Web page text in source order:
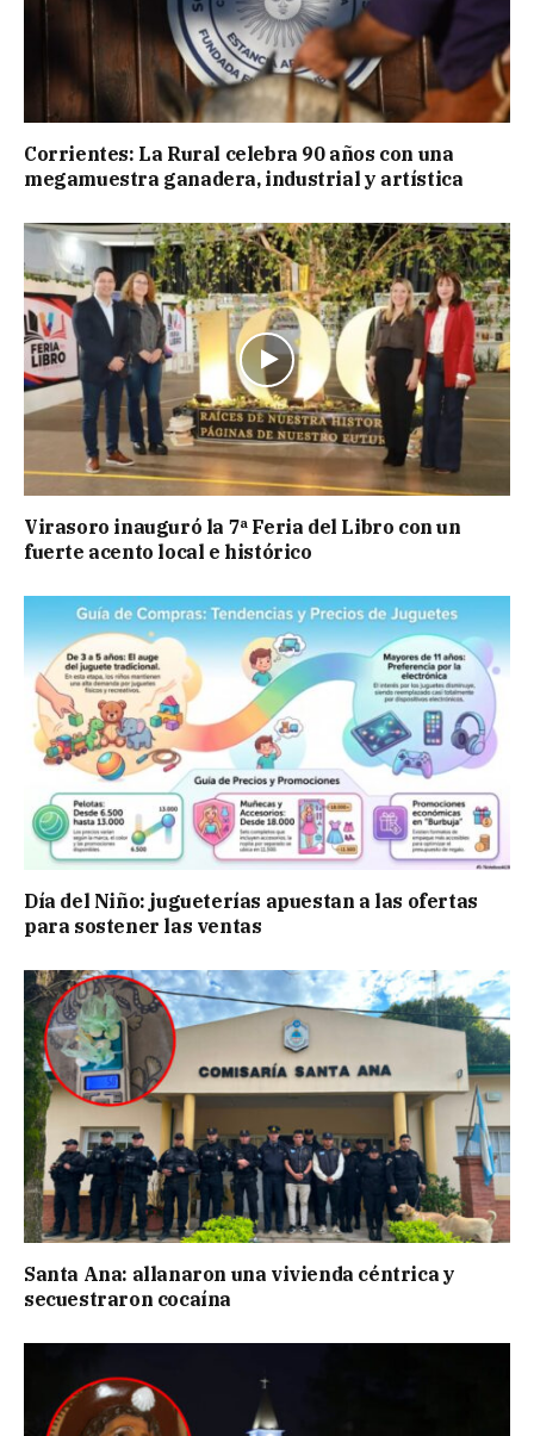
Corrientes: La Rural celebra 90 años con una
megamuestra ganadera, industrial y artística
Virasoro inauguró la 7ª Feria del Libro con un
fuerte acento local e histórico
Día del Niño: jugueterías apuestan a las ofertas
para sostener las ventas
Santa Ana: allanaron una vivienda céntrica y
secuestraron cocaína